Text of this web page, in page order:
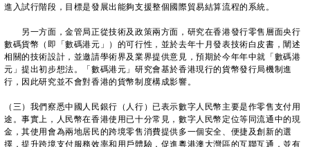
進入試行階段，目標是發展出能夠支援整個國際貿易結算流程的系統。
另一方面，金管局正從技術及政策兩方面，研究在香港發行零售層面央行
數碼貨幣（即「數碼港元」）的可行性，並於去年十月發表技術白皮書，闡述
相關的技術設計，並邀請學術界及業界提供意見，預期於今年年中就「數碼港
元」提出初步想法。「數碼港元」研究會基於香港現行的貨幣發行局機制進
行，因此研究並不會對香港的貨幣制度構成影響。
（三）我們察悉中國人民銀行（人行）已表示數字人民幣主要是作零售支付用
途。事實上，人民幣在香港使用已十分常見，數字人民幣定位等同流通中的現
金，其使用會為兩地居民的跨境零售消費提供多一個安全、便捷及創新的選
擇，提升跨境支付服務效率和用戶體驗，促進粵港澳大灣區的互聯互通，並有